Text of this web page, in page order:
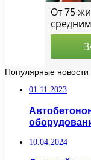
Популярные новости
01.11.2023
10.04.2024